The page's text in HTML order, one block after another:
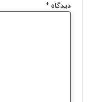
دیدگاه*